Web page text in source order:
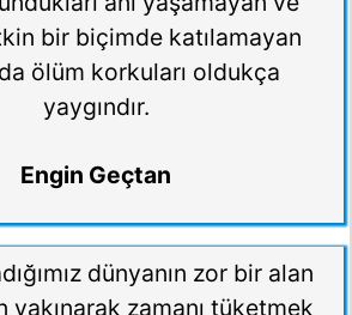
bir biçimde katılamayan
ölüm korkuları oldukça
yaygındır.
Engin Geçtan
dünyanın zor bir alan
yakınarak zamanı tüketmek